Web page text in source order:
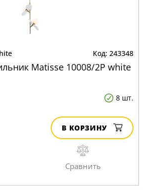
243348
Matisse 10008/2P white
8 шт.
В КОРЗИНУ